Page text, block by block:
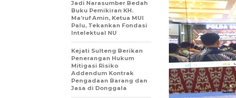
Jadi Narasumber Bedah
Buku Pemikiran KH.
Ma’ruf Amin, Ketua MUI
Palu, Tekankan Fondasi
Intelektual NU
Kejati Sulteng Berikan
Penerangan Hukum
Mitigasi Risiko
Addendum Kontrak
Pengadaan Barang dan
Jasa di Donggala